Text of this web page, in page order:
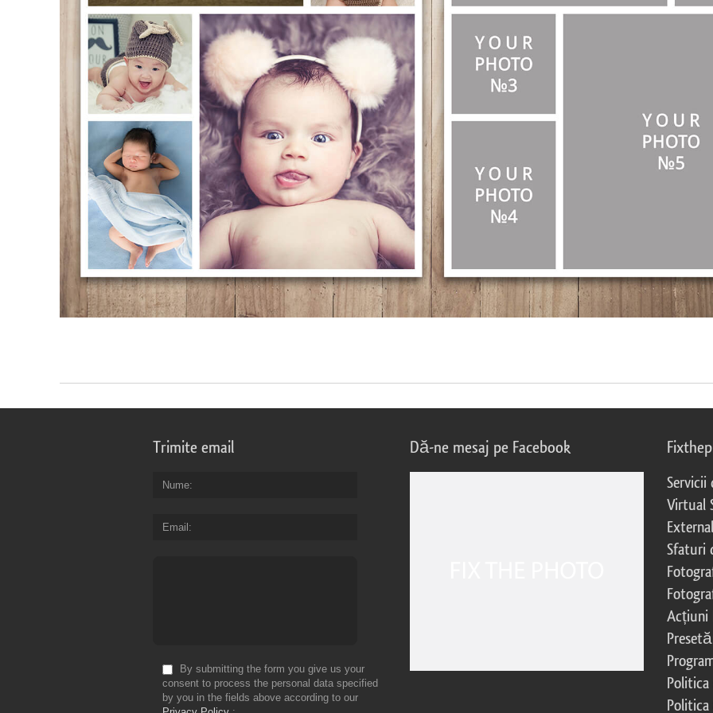
Retusarea produsului Servicii Bijuterii Retușând Servicii Date de
Trimite email
Nume
Email
By submitting the form you give us your
consent to process the personal data specified
by you in the fields above according to our
Dă-ne mesaj pe Facebook
Servicii
Virtual
Sfaturi
Acțiuni
Politica